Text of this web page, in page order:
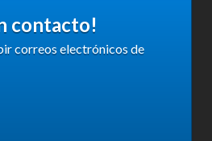
contacto!
correos electrónicos de